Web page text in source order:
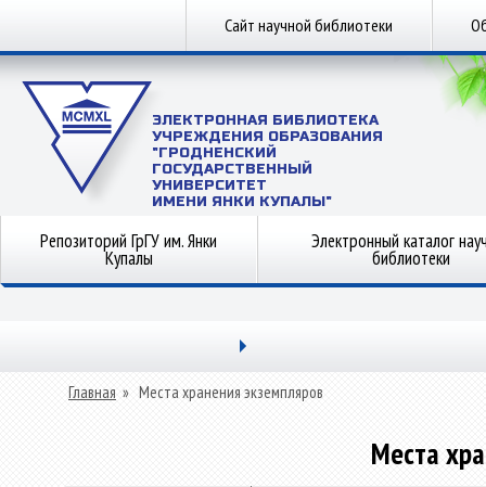
Сайт научной библиотеки
ЭЛЕКТРОННАЯ БИБЛИОТЕКА
УЧРЕЖДЕНИЯ ОБРАЗОВАНИЯ
"ГРОДНЕНСКИЙ
ГОСУДАРСТВЕННЫЙ
УНИВЕРСИТЕТ
ИМЕНИ ЯНКИ КУПАЛЫ"
Репозиторий ГрГУ им. Янки
Купалы
Электронный каталог
библиотеки
Главная » Места хранения экземпляров
Места